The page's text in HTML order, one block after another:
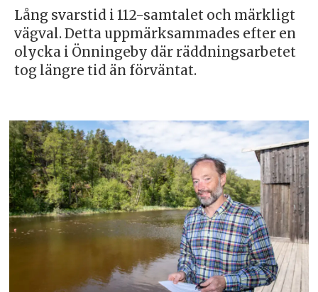
Lång svarstid i 112-samtalet och märkligt
vägval. Detta uppmärksammades efter en
olycka i Önningeby där räddningsarbetet
tog längre tid än förväntat.